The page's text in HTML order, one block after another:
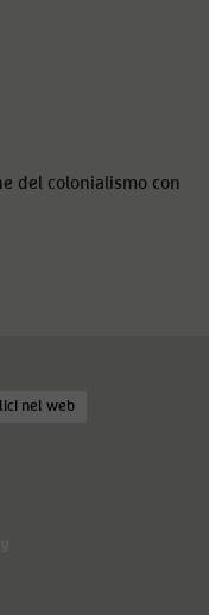
del colonialismo con
nel web